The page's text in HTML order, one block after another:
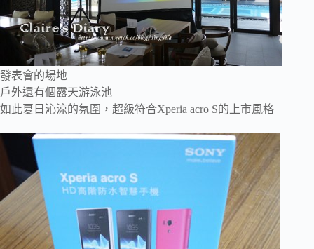
發表會的場地
戶外還有個露天游泳池
如此夏日沁涼的氛圍，超級符合Xperia acro S的上市風格